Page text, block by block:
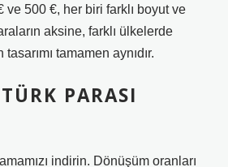
ve 500 €, her biri farklı boyut ve
aksine, farklı ülkelerde
tamamen aynıdır.
PARASI
indirin. Dönüşüm oranları